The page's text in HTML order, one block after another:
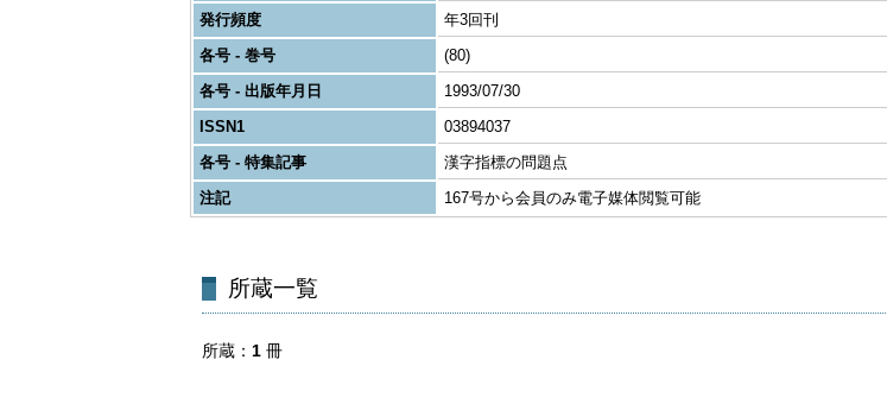
発行頻度
年3回刊
各号 - 巻号
(80)
各号 - 出版年月日
1993/07/30
ISSN1
03894037
各号 - 特集記事
漢字指標の問題点
注記
167号から会員のみ電子媒体閲覧可能
所蔵一覧
所蔵 1 冊